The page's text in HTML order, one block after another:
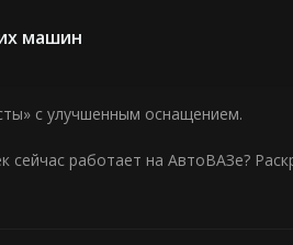
машин
с улучшенным оснащением.
сейчас работает на АвтоВАЗе?